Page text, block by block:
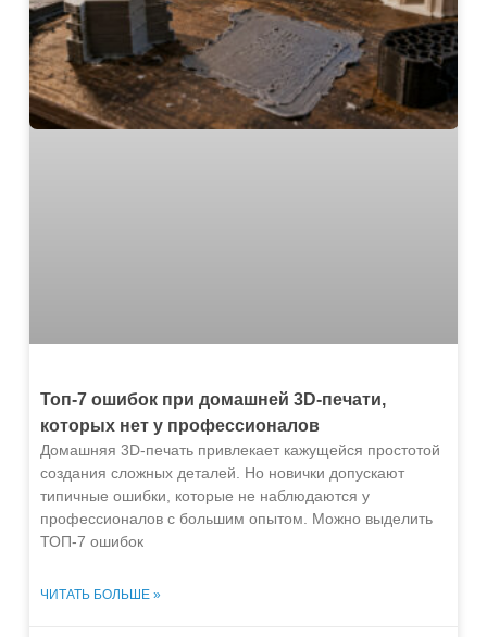
Топ-7 ошибок при домашней 3D-печати,
которых нет у профессионалов
Домашняя 3D-печать привлекает кажущейся простотой
создания сложных деталей. Но новички допускают
типичные ошибки, которые не наблюдаются у
профессионалов с большим опытом. Можно выделить
ТОП-7 ошибок
ЧИТАТЬ БОЛЬШЕ »